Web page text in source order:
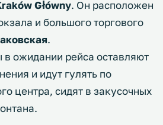
Główny. Он расположен
и большого торгового
.
ожидании рейса оставляют
и идут гулять по
центра, сидят в закусочных